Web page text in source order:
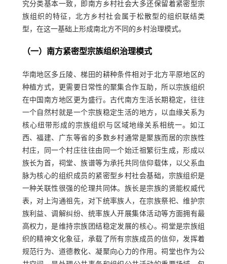
究分类基本一致，即南方乡村社会大多还保留着紧密型宗
族组织的特征，北方乡村社会属于松散型的组织联结类
型，在这一基础上形成南北方不同的乡村治理模式。
（一）南方紧密型宗族组织治理模式
华南地区多丘陵、梯田的耕种条件相对于北方平原地区的
种植方式，更需要日常性的聚集合作互助，所以宗族组织
在中国南方地区更为盛行。古代南方生活长期稳定，往往
一个自然村就是一个宗族稳定生活的地方，以血缘关系为
核心纽带形成的宗族组织与区域地缘关系相统一。如江
西、福建、广东等省的多数乡村通常是聚族而居的宗族性
村庄，同一个村庄往往由同一个始迁祖繁衍生成，形成以
族长为首，祠堂、族谱等为承托共同信仰载体，以父系血
脉为核心的组织成员的紧密型乡村社会基础，宗族组织是
一种关联性很强的伦理共同体。族长是宗族的贤能权威代
表，对上沟通祖先，对下统率族人，在宗族祭祀、维护宗
族利益、调解纠纷、统率族人开展集体活动等方面拥有最
高权力，是维持宗族团结稳定发展的核心。祠堂是宗族组
织的精神文化象征，承载了所有宗族成员的信仰，发挥着
规范行为、道德教化、凝聚向心力的作用。祠堂也作为公